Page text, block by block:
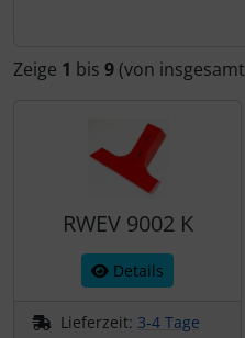
Zeige 1 bis 9 (von insgesamt
RWEV 9002 K
Details
Lieferzeit: 3-4 Tage
Spezialschrauben